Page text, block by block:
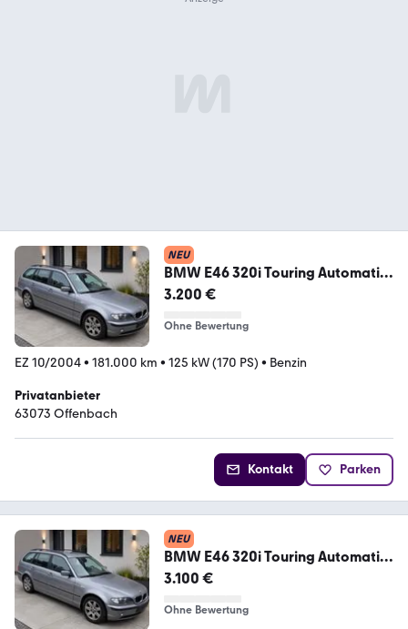
NEU
BMW E46 320i Touring Automatik
-Klima-Tüv ...
3.200 €
Ohne Bewertung
EZ 10/2004• 181.000 km • 125 kW (170 PS) • Benzin
Privatanbieter
63073 Offenbach
Kontakt Parken
NEU
BMW E46 320i Touring Automatik
-Klima-Tüv ...
3.100 €
Ohne Bewertung